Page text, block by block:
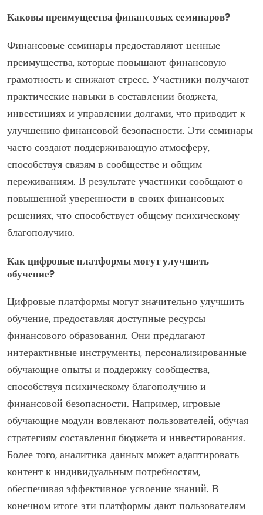
Каковы преимущества финансовых семинаров?
Финансовые семинары предоставляют ценные
преимущества, которые повышают финансовую
грамотность и снижают стресс. Участники получают
практические навыки в составлении бюджета,
инвестициях и управлении долгами, что приводит к
улучшению финансовой безопасности. Эти семинары
часто создают поддерживающую атмосферу,
способствуя связям в сообществе и общим
переживаниям. В результате участники сообщают о
повышенной уверенности в своих финансовых
решениях, что способствует общему психическому
благополучию.
Как цифровые платформы могут улучшить
обучение?
Цифровые платформы могут значительно улучшить
обучение, предоставляя доступные ресурсы
финансового образования. Они предлагают
интерактивные инструменты, персонализированные
обучающие опыты и поддержку сообщества,
способствуя психическому благополучию и
финансовой безопасности. Например, игровые
обучающие модули вовлекают пользователей, обучая
стратегиям составления бюджета и инвестирования.
Более того, аналитика данных может адаптировать
контент к индивидуальным потребностям,
обеспечивая эффективное усвоение знаний. В
конечном итоге эти платформы дают пользователям